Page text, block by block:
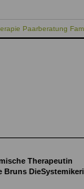
Paarberatung
Therapeutin
Bruns